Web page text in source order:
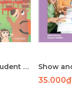
Show and Tell 3 Student Book
35.000₫